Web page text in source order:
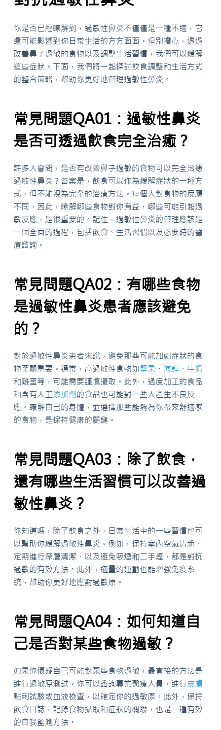
你是否已經瞭解到，過敏性鼻炎不僅僅是一種不適，它
還可能影響到你日常生活的方方面面。但別擔心，透過
改善鼻子過敏的食物以及調整生活習慣，我們可以緩解
這些症狀。下面，我們將一起探討飲食調整和生活方式
的整合策略，幫助你更好地管理過敏性鼻炎。
常見問題QA01：過敏性鼻炎
是否可透過飲食完全治癒？
許多人會問，是否有改善鼻子過敏的食物可以完全治癒
過敏性鼻炎？答案是，飲食可以作為緩解症狀的一種方
式，但不能視為完全的治療方法。每個人對食物的反應
不同，因此，瞭解哪些食物對你有益，哪些可能引起過
敏反應，是很重要的。記住，過敏性鼻炎的管理應該是
一個全面的過程，包括飲食、生活習慣以及必要時的醫
療諮詢。
常見問題QA02：有哪些食物
是過敏性鼻炎患者應該避免
的？
對於過敏性鼻炎患者來說，避免那些可能加劇症狀的食
物至關重要。通常，高過敏性食物如堅果 、 海鮮 、 牛奶
和雞蛋等，可能需要謹慎攝取。此外，過度加工的食品
和含有人工添加劑 的食品也可能對一些人產生不良反
應。瞭解自己的身體，並選擇那些能夠為你帶來舒適感
的食物，是保持健康的關鍵。
常見問題QA03：除了飲食，
還有哪些生活習慣可以改善過
敏性鼻炎？
你知道嗎，除了飲食之外，日常生活中的一些習慣也可
以幫助你緩解過敏性鼻炎。例如，保持室內空氣清新、
定期進行深層清潔、以及避免吸煙和二手煙，都是對抗
過敏的有效方法。此外，適量的運動也能增強免疫系
統，幫助你更好地應對過敏原。
常見問題QA04：如何知道自
己是否對某些食物過敏？
如果你懷疑自己可能對某些食物過敏，最直接的方法是
進行過敏原測試。你可以諮詢專業醫療人員，進行皮膚
點刺試驗或血液檢查，以確定你的過敏原。此外，保持
飲食日誌，記錄食物攝取和症狀的關聯，也是一種有效
的自我監測方法。